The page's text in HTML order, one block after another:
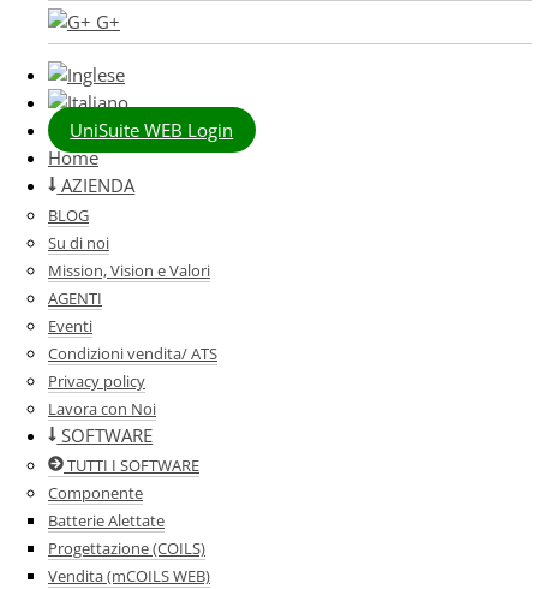
G+
UniSuite WEB Login
Home
AZIENDA
BLOG
Su di noi
Mission, Vision e Valori
AGENTI
Eventi
Condizioni vendita/ ATS
Privacy policy
Lavora con Noi
SOFTWARE
TUTTI I SOFTWARE
Componente
Batterie Alettate
Progettazione (COILS)
Vendita (mCOILS WEB)